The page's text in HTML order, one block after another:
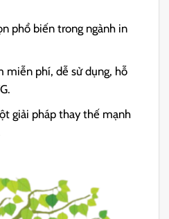
phổ biến trong ngành in
miễn phí, dễ sử dụng, hỗ
giải pháp thay thế mạnh